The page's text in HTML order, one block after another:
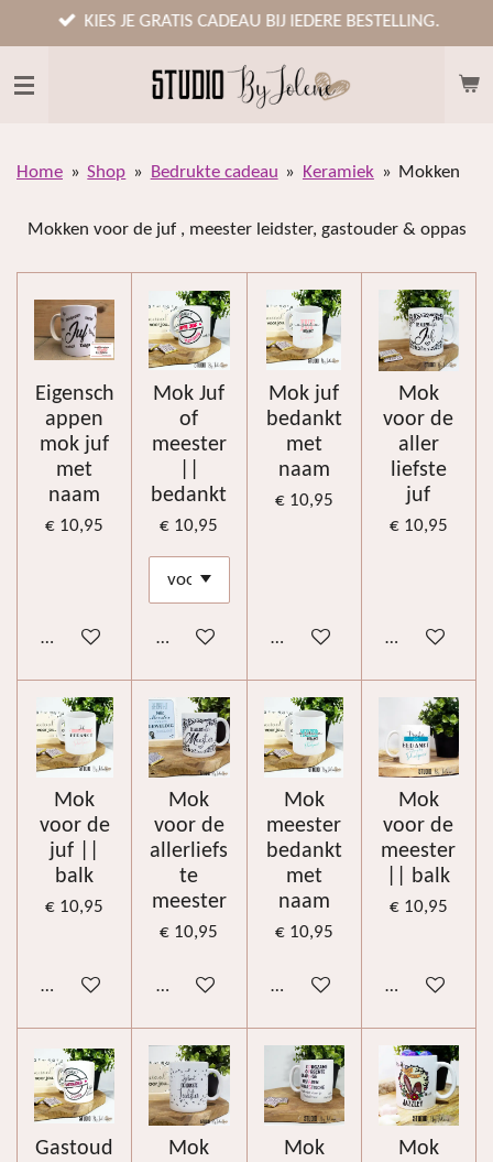
direct
naar
KIES JE GRATIS CADEAU BIJ IEDERE BESTELLING.
Home » Shop » Bedrukte cadeau » Keramiek » Mokken
Mokken voor de juf , meester leidster, gastouder & oppas
Eigensch
appen
mok juf
met
naam
€ 10,95
Bekijk details
Mok Juf
of
meester
bedankt
€ 10,95
Bekijk details
Mok juf
bedankt
met
naam
€ 10,95
Bekijk details
Mok
voor de
aller
liefste
juf
€ 10,95
Bekijk details
Mok
voor de
juf ||
balk
€ 10,95
Bekijk details
Mok
voor de
allerliefs
te
meester
€ 10,95
Bekijk details
Mok
meester
bedankt
met
naam
€ 10,95
Bekijk details
Mok
voor de
meester
|| balk
€ 10,95
Bekijk details
Gastoud
Mok
Mok
Mok